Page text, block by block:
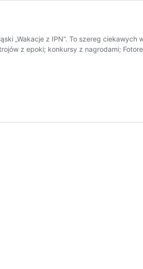
„Wakacje z IPN”. To szereg
z epoki; konkursy z nagrodami;